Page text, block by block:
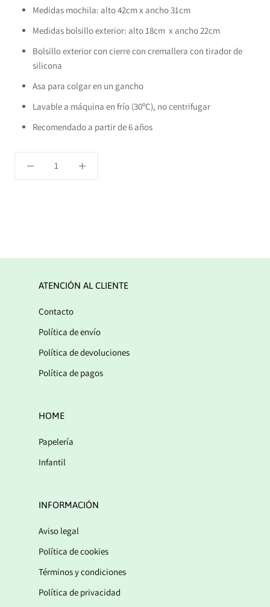
Medidas mochila: alto 42cm x ancho 31cm
Medidas bolsillo exterior: alto 18cm x ancho 22cm
Bolsillo exterior con cierre con cremallera con tirador de
silicona
Asa para colgar en un gancho
Lavable a máquina en frío (30ºC), no centrifugar
Recomendado a partir de 6 años
ATENCIÓN AL CLIENTE
Contacto
Política de envío
Política de devoluciones
Política de pagos
HOME
Papelería
Infantil
INFORMACIÓN
Aviso legal
Política de cookies
Términos y condiciones
Política de privacidad